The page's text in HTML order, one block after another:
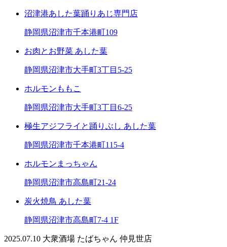
沼津港あした葉踊りあじ専門店
静岡県沼津市千本港町109
お肉とお野菜 あした葉
静岡県沼津市大手町3丁目5-25
ホルモンももこ
静岡県沼津市大手町3丁目6-25
極生アジフライと踊りぶし あした葉
静岡県沼津市千本港町115-4
ホルモンまっちゃん
静岡県沼津市高島町21-24
炭火焼鳥 あした葉
静岡県沼津市高島町7-4 1F
2025.07.10 大衆酒場 たばちゃん 仲見世店